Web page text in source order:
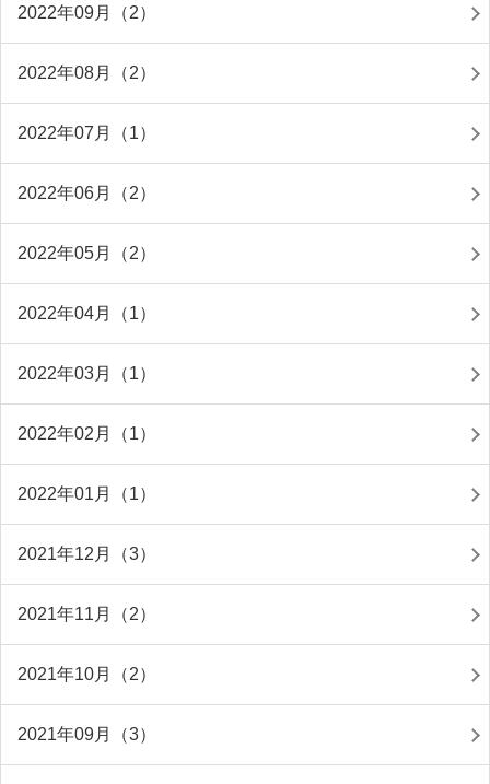
2022年09月（2）
2022年08月（2）
2022年07月（1）
2022年06月（2）
2022年05月（2）
2022年04月（1）
2022年03月（1）
2022年02月（1）
2022年01月（1）
2021年12月（3）
2021年11月（2）
2021年10月（2）
2021年09月（3）